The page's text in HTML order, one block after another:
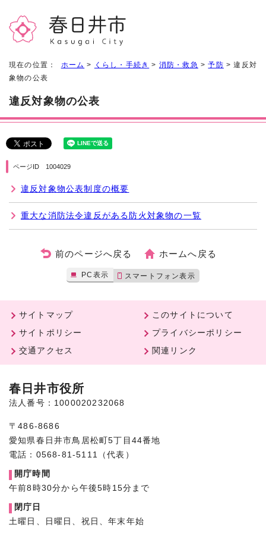
現在の位置： ホーム > くらし・手続き > 消防・救急 >予防 > 違反対
象物の公表
違反対象物の公表
ページID 1004029
違反対象物公表制度の概要
重大な消防法令違反がある防火対象物の一覧
前のページへ戻る ホームへ戻る
PC表示 スマートフォン表示
サイトマップ
このサイトについて
サイトポリシー
プライバシーポリシー
交通アクセス
関連リンク
春日井市役所
法人番号：1000020232068
〒486-8686
愛知県春日井市鳥居松町5丁目44番地
電話：0568-81-5111（代表）
開庁時間
午前8時30分から午後5時15分まで
閉庁日
土曜日、日曜日、祝日、年末年始